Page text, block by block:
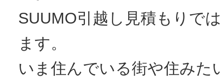
SUUMO引越し見積もり で
ます。
いま住んでいる街や住みた